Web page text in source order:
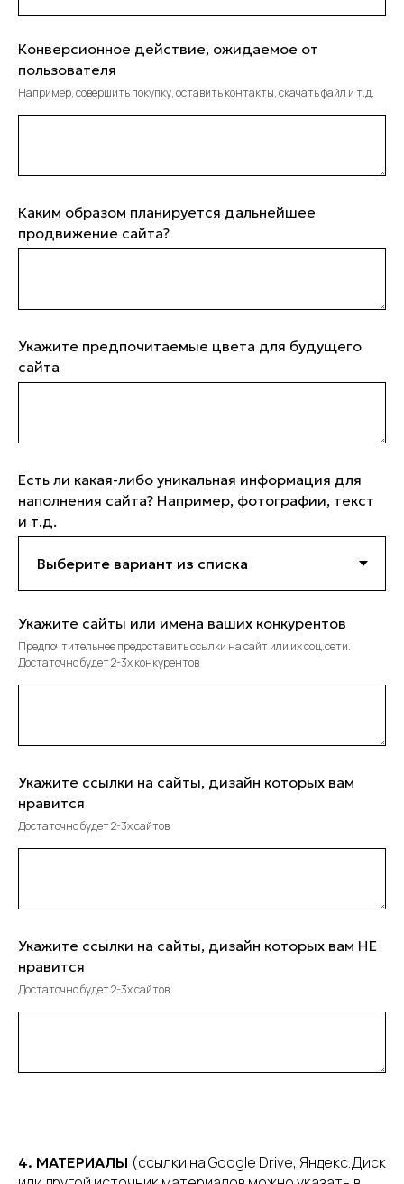
Конверсионное действие, ожидаемое от
пользователя
Например, совершить покупку, оставить контакты, скачать файл и т.д.
Каким образом планируется дальнейшее
продвижение сайта?
Укажите предпочитаемые цвета для будущего
сайта
Есть ли какая-либо уникальная информация для
наполнения сайта? Например, фотографии, текст
и т.д.
Укажите сайты или имена ваших конкурентов
Предпочтительнее предоставить ссылки на сайт или их соц.сети.
Достаточно будет 2-3х конкурентов
Укажите ссылки на сайты, дизайн которых вам
нравится
Достаточно будет 2-3х сайтов
Укажите ссылки на сайты, дизайн которых вам НЕ
нравится
Достаточно будет 2-3х сайтов
4. МАТЕРИАЛЫ (ссылки на Google Drive, Яндекс.Диск